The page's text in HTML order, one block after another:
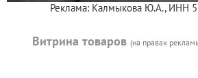
Реклама: Калмыкова Ю.А., ИНН
Витрина товаров (на правах